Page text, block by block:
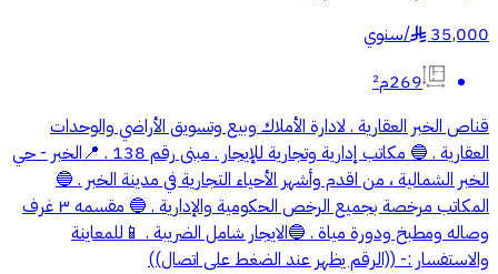
35,000
§
/سنوي
269م²
قناص الخبر العقارية . لادارة الأملاك وبيع وتسويق الأراضي والوحدات
العقارية . 🔵 مكاتب إدارية وتجارية للإيجار . مبنى رقم 138 . 📍الخبر - حي
الخبر الشمالية ، من اقدم وأشهر الأحياء التجارية في مدينة الخبر . 🔵
المكاتب مرخصة بجميع الرخص الحكومية والإدارية . 🔵 مقسمه ٣ غرف
وصاله ومطبخ ودورة مياة . 🔵الايجار شامل الضريبة . 📱للمعاينة
والاستفسار :- ((الرقم يظهر عند الضغط على اتصال))